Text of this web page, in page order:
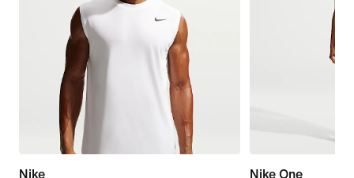
Nike
Nike One